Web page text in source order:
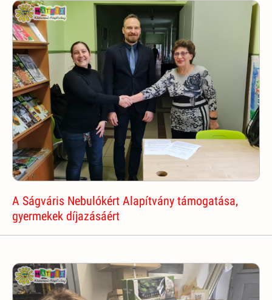
A Ságváris Nebulókért Alapítvány támogatása,
gyermekek díjazásáért